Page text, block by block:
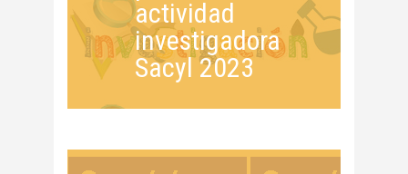
actividad
investigadora
Sacyl 2023